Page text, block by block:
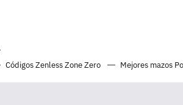
Códigos Zenless Zone Zero Mejores mazos